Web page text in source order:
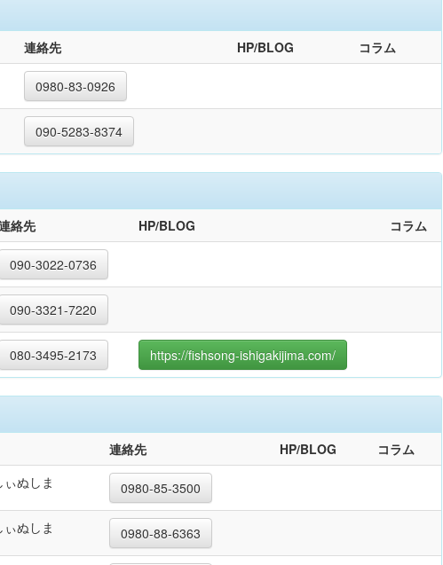
連絡先 HP/BLOG
コラム
0980-83-0926
090-5283-8374
絡先 HP/BLOG
コラム
090-3022-0736
090-3321-7220
080-3495-2173 https://fishsong-ishigakijima.com/
連絡先 HP/BLOG
コラム
ぬしま 0980-85-3500
ぬしま 0980-88-6363